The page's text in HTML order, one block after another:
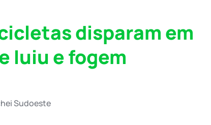
disparam em
Iuiu e fogem
Sudoeste